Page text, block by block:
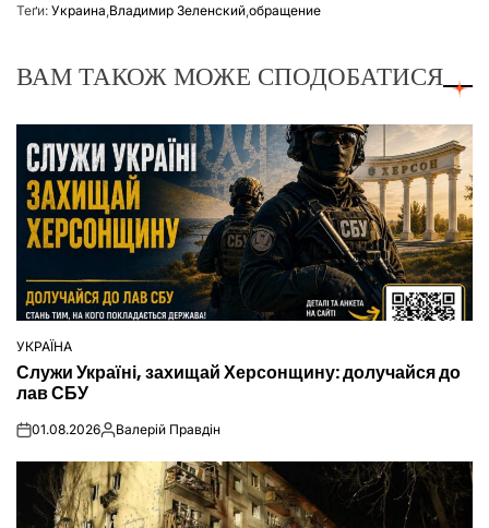
Теґи: Украина Владимир Зеленский обращение
ВАМ ТАКОЖ МОЖЕ СПОДОБАТИСЯ
ОПУБЛІКУВАТИ
У
УКРАЇНА
Служи Україні, захищай Херсонщину: долучайся до
лав СБУ
on01.08.2026Опубліковано
Валерій Правдін